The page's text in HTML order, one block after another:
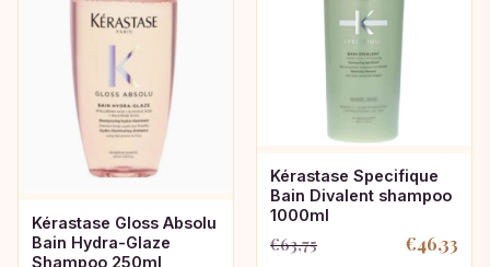
Kérastase Gloss Absolu
Bain Hydra-Glaze
Shampoo 250ml
Kérastase Specifique
Bain Divalent shampoo
1000ml
€63,75
Oorspronkelijke
€46,33
Huidige